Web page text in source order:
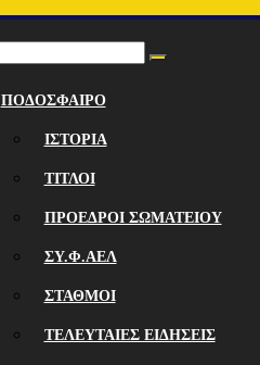
ΠΟΔΟΣΦΑΙΡΟ
ΙΣΤΟΡΙΑ
ΤΙΤΛΟΙ
ΠΡΟΕΔΡΟΙ ΣΩΜΑΤΕΙΟΥ
ΣΥ.Φ.ΑΕΛ
ΣΤΑΘΜΟΙ
ΤΕΛΕΥΤΑΙΕΣ ΕΙΔΗΣΕΙΣ